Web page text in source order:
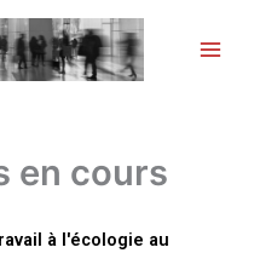
en cours
à l'écologie au